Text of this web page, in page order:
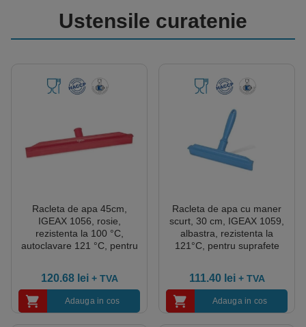
Ustensile curatenie
Racleta de apa 45cm,
IGEAX 1056, rosie,
rezistenta la 100 °C,
autoclavare 121 °C, pentru
120.68 lei + TVA
Adauga in cos
Racleta de apa cu maner
scurt, 30 cm, IGEAX 1059,
albastra, rezistenta la
121°C, pentru suprafete
HACCP
111.40 lei + TVA
Adauga in cos